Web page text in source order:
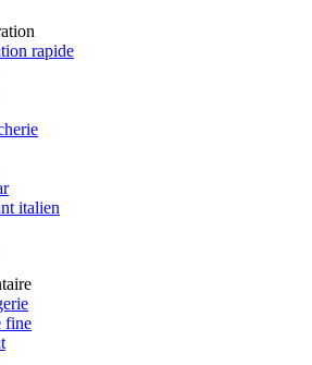
rapide
italien
fine